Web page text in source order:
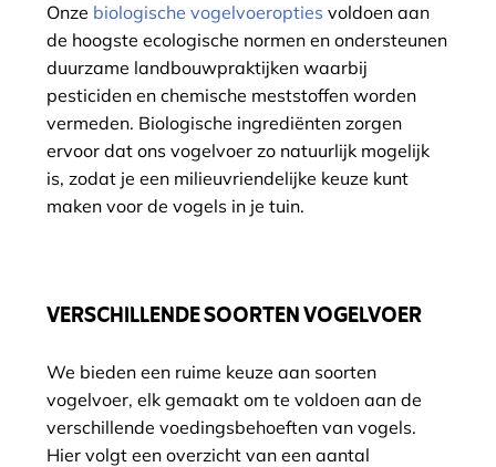
Onze biologische vogelvoeropties voldoen aan
de hoogste ecologische normen en ondersteunen
duurzame landbouwpraktijken waarbij
pesticiden en chemische meststoffen worden
vermeden. Biologische ingrediënten zorgen
ervoor dat ons vogelvoer zo natuurlijk mogelijk
is, zodat je een milieuvriendelijke keuze kunt
maken voor de vogels in je tuin.
VERSCHILLENDE SOORTEN VOGELVOER
We bieden een ruime keuze aan soorten
vogelvoer, elk gemaakt om te voldoen aan de
verschillende voedingsbehoeften van vogels.
Hier volgt een overzicht van een aantal